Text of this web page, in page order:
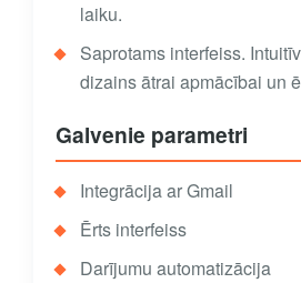
laiku.
Saprotams interfeiss.
dizains ātrai apmācībai un
Galvenie parametri
Integrācija ar Gmail
Ērts interfeiss
Darījumu automatizācija